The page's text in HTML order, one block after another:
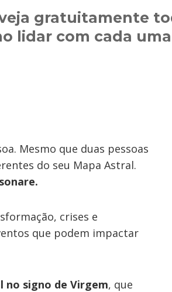
gratuitamente
lidar com cada uma
Mesmo que duas pessoas
do seu Mapa Astral.
crises e
que podem impactar
no signo de Virgem, que